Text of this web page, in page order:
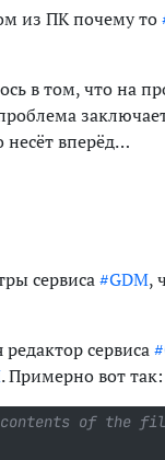
из ПК почему то
в том, что на
несёт вперёд…
сервиса#GDM,
редактор сервиса
. Примерно вот так:
contents of the